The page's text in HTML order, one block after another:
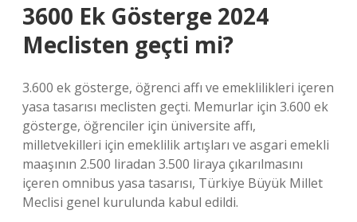
3600 Ek Gösterge 2024
Meclisten geçti mi?
3.600 ek gösterge, öğrenci affı ve emeklilikleri içeren
yasa tasarısı meclisten geçti. Memurlar için 3.600 ek
gösterge, öğrenciler için üniversite affı,
milletvekilleri için emeklilik artışları ve asgari emekli
maaşının 2.500 liradan 3.500 liraya çıkarılmasını
içeren omnibus yasa tasarısı, Türkiye Büyük Millet
Meclisi genel kurulunda kabul edildi.